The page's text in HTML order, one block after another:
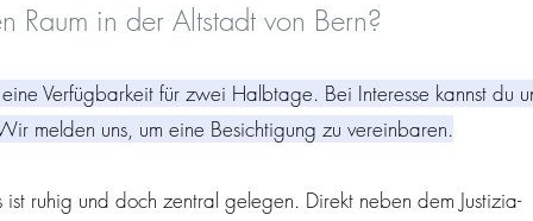
Raum in der Altstadt von Bern?
Verfügbarkeit für zwei Halbtage. Bei Interesse kannst du
melden uns, um eine Besichtigung zu vereinbaren.
ruhig und doch zentral gelegen. Direkt neben dem Justizia-